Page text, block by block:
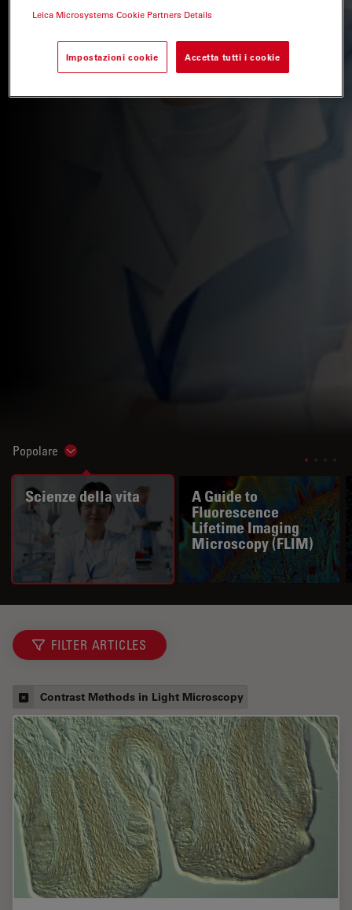
Popolare Show subnavigation
Scienze della vita
A Guide to
Fluorescence
Lifetime Imaging
Microscopy (FLIM)
FILTER ARTICLES
Contrast Methods in Light Microscopy
Leica Microsystems Cookie Partners Details
Impostazioni cookie Accetta tutti i cookie